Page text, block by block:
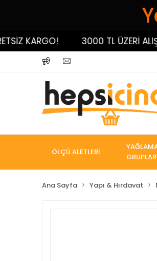
KARGO! 3000 TL ÜZERİ
ÖLÇÜ ALETLERİ
Ana Sayfa Yapı & Hırdavat